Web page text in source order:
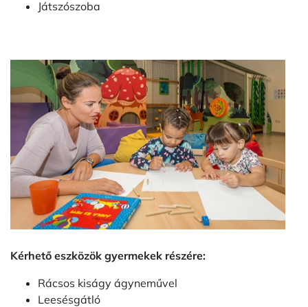
Játszószoba
Kérhető eszközök gyermekek részére:
Rácsos kiságy ágyneművel
Leesésgátló